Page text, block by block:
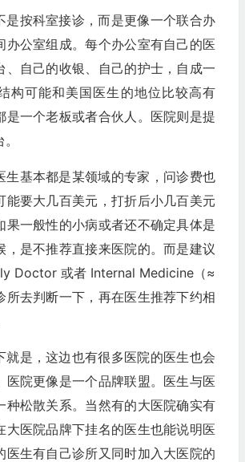
是按科室接诊，而是更像一个联合办
办公室组成。每个办公室有自己的医
、自己的收银、自己的护士，自成一
构可能和美国医生的地位比较高有
是一个老板或者合伙人。医院则是提
生基本都是某领域的专家，问诊费也
能要大几百美元，打折后小几百美元
果一般性的小病或者还不确定具体是
，是不推荐直接来医院的。而是建议
Doctor 或者 Internal Medicine（≈
所去判断一下，再在医生推荐下约相
就是，这边也有很多医院的医生也会
医院更像是一个品牌联盟。医生与医
种松散关系。当然有的大医院确实有
大医院品牌下挂名的医生也能说明医
医生有自己诊所又同时加入大医院的